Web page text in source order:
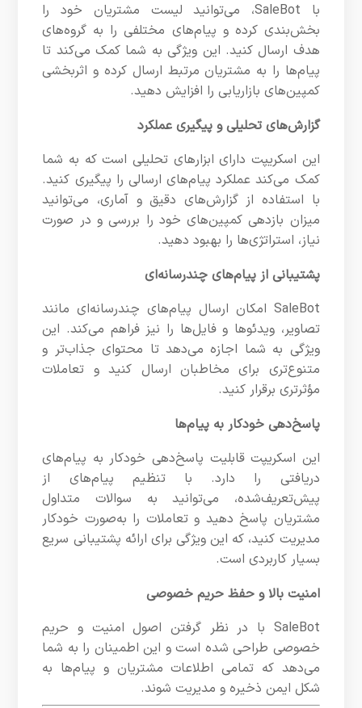
با SaleBot، می‌توانید لیست مشتریان خود را
بخش‌بندی کرده و پیام‌های مختلفی را به گروه‌های
هدف ارسال کنید. این ویژگی به شما کمک می‌کند تا
پیام‌ها را به مشتریان مرتبط ارسال کرده و اثربخشی
کمپین‌های بازاریابی را افزایش دهید.
گزارش‌های تحلیلی و پیگیری عملکرد
این اسکریپت دارای ابزارهای تحلیلی است که به شما
کمک می‌کند عملکرد پیام‌های ارسالی را پیگیری کنید.
با استفاده از گزارش‌های دقیق و آماری، می‌توانید
میزان بازدهی کمپین‌های خود را بررسی و در صورت
نیاز، استراتژی‌ها را بهبود دهید.
پشتیبانی از پیام‌های چندرسانه‌ای
SaleBot امکان ارسال پیام‌های چندرسانه‌ای مانند
تصاویر، ویدئوها و فایل‌ها را نیز فراهم می‌کند. این
ویژگی به شما اجازه می‌دهد تا محتوای جذاب‌تر و
متنوع‌تری برای مخاطبان ارسال کنید و تعاملات
مؤثرتری برقرار کنید.
پاسخ‌دهی خودکار به پیام‌ها
این اسکریپت قابلیت پاسخ‌دهی خودکار به پیام‌های
دریافتی را دارد. با تنظیم پیام‌های از
پیش‌تعریف‌شده، می‌توانید به سوالات متداول
مشتریان پاسخ دهید و تعاملات را به‌صورت خودکار
مدیریت کنید، که این ویژگی برای ارائه پشتیبانی سریع
بسیار کاربردی است.
امنیت بالا و حفظ حریم خصوصی
SaleBot با در نظر گرفتن اصول امنیت و حریم
خصوصی طراحی شده است و این اطمینان را به شما
می‌دهد که تمامی اطلاعات مشتریان و پیام‌ها به
شکل ایمن ذخیره و مدیریت شوند.